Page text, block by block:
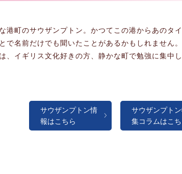
港町のサウザンプトン。かつてこの港からあのタ
で名前だけでも聞いたことがあるかもしれません
、イギリス文化好きの方、静かな町で勉強に集中
サウザンプトン情
報はこちら
サウザンプト
集コラムはこち